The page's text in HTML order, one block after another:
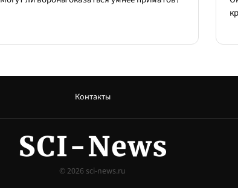
Контакты
© 2026 sci-news.ru